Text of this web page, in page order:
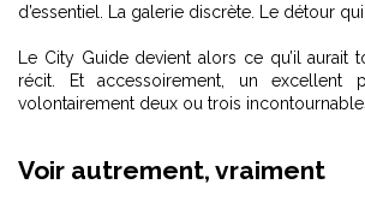
d’essentiel. La galerie discrète. Le détour qui
Le City Guide devient alors ce qu’il aurait
récit. Et accessoirement, un excellent
volontairement deux ou trois
Voir autrement, vraiment